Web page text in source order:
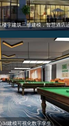
智慧餐饮3d建模可